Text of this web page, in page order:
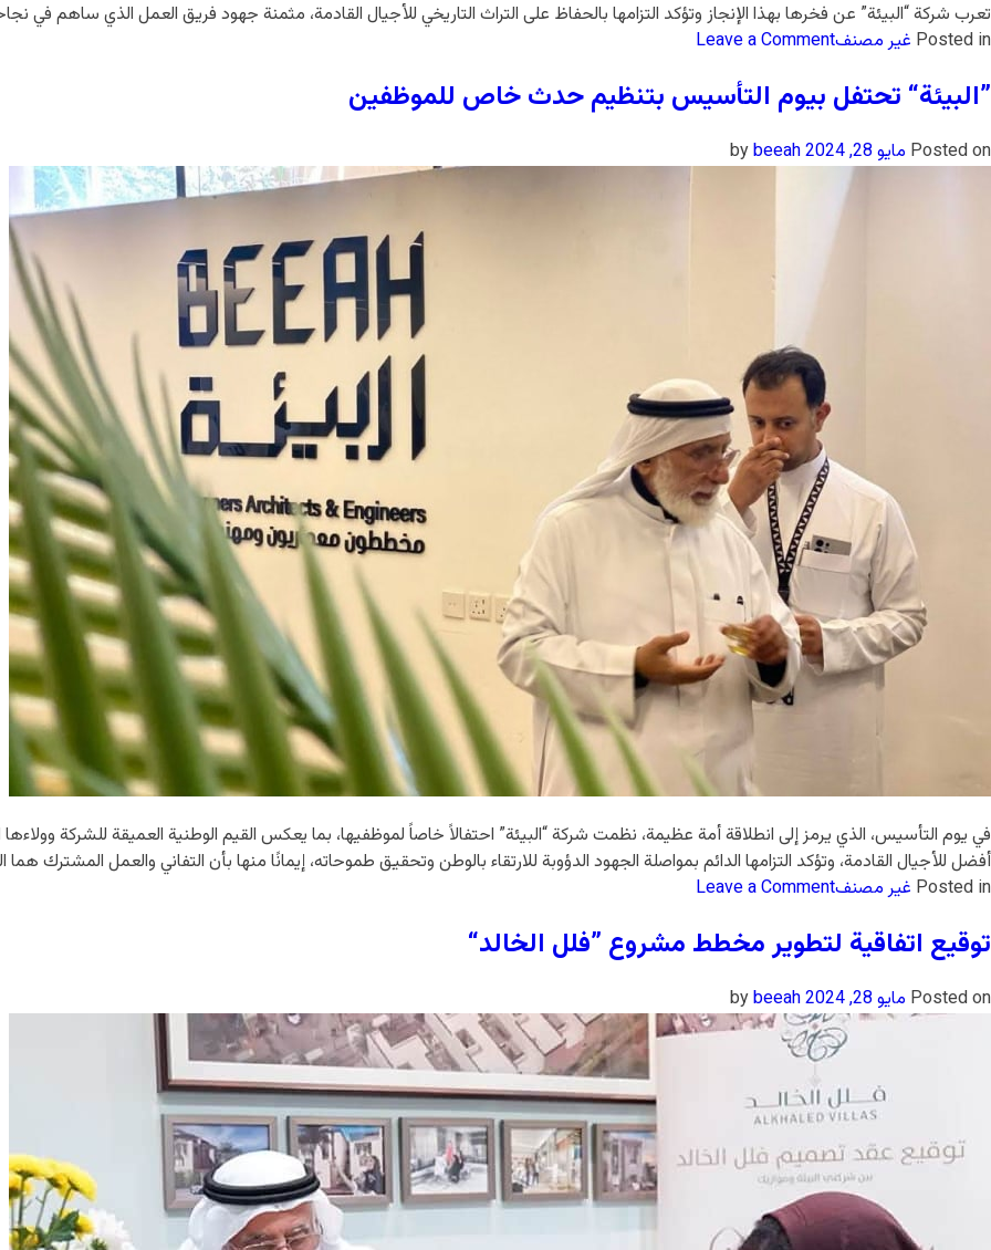
تعرب شركة “البيئة” عن فخرها بهذا الإنجاز وتؤكد التزامها بالحفاظ على التراث التاريخي للأجيال القادمة، مثمنة جهود فريق العمل الذي ساهم في
Posted in غير مصنفLeave a Comment
”البيئة“ تحتفل بيوم التأسيس بتنظيم حدث خاص للموظفين
Posted on مايو 28, 2024 beeah
في يوم التأسيس، الذي يرمز إلى انطلاقة أمة عظيمة، نظمت شركة “البيئة” احتفالاً خاصاً لموظفيها، بما يعكس القيم الوطنية العميقة للشركة
أفضل للأجيال القادمة، وتؤكد التزامها الدائم بمواصلة الجهود الدؤوبة للارتقاء بالوطن وتحقيق طموحاته، إيمانًا منها بأن التفاني والعمل المشترك
Posted in غير مصنفLeave a Comment
توقيع اتفاقية لتطوير مخطط مشروع ”فلل الخالد“
Posted on مايو 28, 2024 beeah